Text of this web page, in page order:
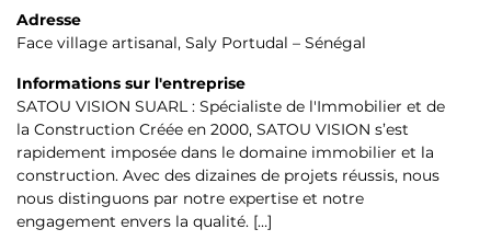
Adresse
Face village artisanal, Saly Portudal – Sénégal
Informations sur l'entreprise
SATOU VISION SUARL : Spécialiste de l'Immobilier et de
la Construction Créée en 2000, SATOU VISION s’est
rapidement imposée dans le domaine immobilier et la
construction. Avec des dizaines de projets réussis, nous
nous distinguons par notre expertise et notre
engagement envers la qualité. […]